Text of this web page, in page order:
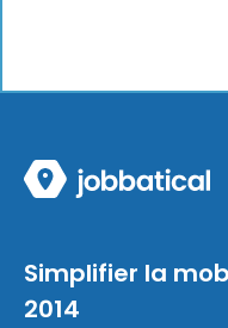
Simplifier la
2014